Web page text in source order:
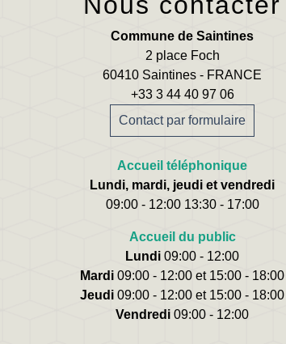
Commune de Saintines
2 place Foch
60410 Saintines - FRANCE
+33 3 44 40 97 06
Contact par formulaire
Accueil téléphonique
Lundi, mardi, jeudi et vendredi
09:00 - 12:00 13:30 - 17:00
Accueil du public
Lundi09:00 - 12:00
Mardi09:00 - 12:00 et 15:00 - 18:00
Jeudi09:00 - 12:00 et 15:00 - 18:00
Vendredi09:00 - 12:00